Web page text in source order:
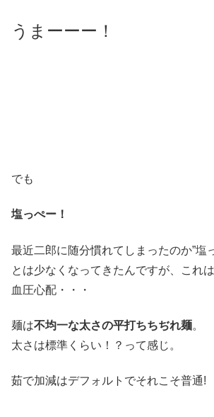
うまーーー！
でも
塩っぺー！
最近二郎に随分慣れてしまったのか”塩
とは少なくなってきたんですが、これ
血圧心配・・・
麺は不均一な太さの平打ちちぢれ麺。
太さは標準くらい！？って感じ。
茹で加減はデフォルトでそれこそ普通!